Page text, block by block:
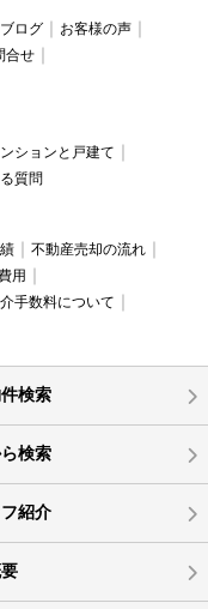
ログ
お客様の声
合せ
ションと戸建て
質問
不動産売却の流れ
用
手数料について
検索
検索
紹介